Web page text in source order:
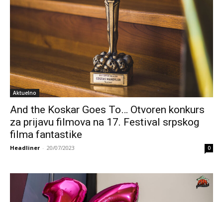
Aktuelno
And the Koskar Goes To… Otvoren konkurs
za prijavu filmova na 17. Festival srpskog
filma fantastike
Headliner - 20/07/2023 0